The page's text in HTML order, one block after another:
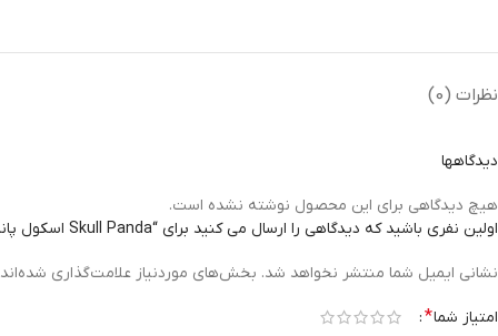
نظرات (0)
دیدگاهها
هیچ دیدگاهی برای این محصول نوشته نشده است.
اولین نفری باشید که دیدگاهی را ارسال می کنید برای “Skull Panda اسکول پاندا شانسی”
نشانی ایمیل شما منتشر نخواهد شد. بخش‌های موردنیاز علامت‌گذاری
امتیاز شما*